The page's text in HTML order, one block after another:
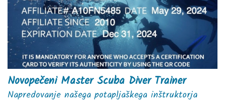
Novopečeni Master Scuba Diver Trainer
Napredovanje našega potapljaškega inštruktorja